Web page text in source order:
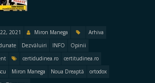
2021 Miron Manega
Arhiva
Dezvăluiri INFO
Opinii
certidudinea.ro
certitudinea.ro
Miron Manega Noua Dreaptă
ortodox